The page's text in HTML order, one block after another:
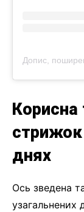
днях
Ось зведена
узагальнених